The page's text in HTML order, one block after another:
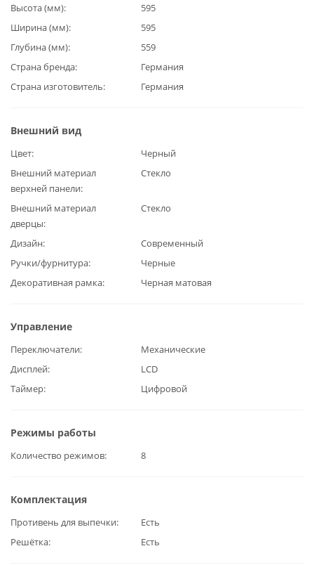
Высота (мм)
595
Ширина (мм)
595
Глубина (мм)
559
Страна бренда
Германия
Страна изготовитель
Германия
Внешний вид
Цвет
Черный
Внешний материал
верхней панели
Стекло
Внешний материал
дверцы
Стекло
Дизайн
Современный
Ручки/фурнитура
Черные
Декоративная рамка
Черная матовая
Управление
Переключатели
Механические
Дисплей
LCD
Таймер
Цифровой
Режимы работы
Количество режимов 8
Комплектация
Противень для выпечки
Есть
Решётка
Есть